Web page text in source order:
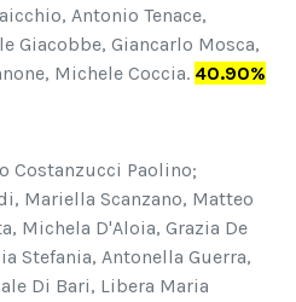
Antonio Tenace,
Giacobbe, Giancarlo Mosca,
Michele Coccia. 40.90%
Costanzucci Paolino;
Mariella Scanzano, Mat­teo
Michela D'Aloia, Grazia De
Stefania, Antonella Guerra,
Di Bari, Libera Maria